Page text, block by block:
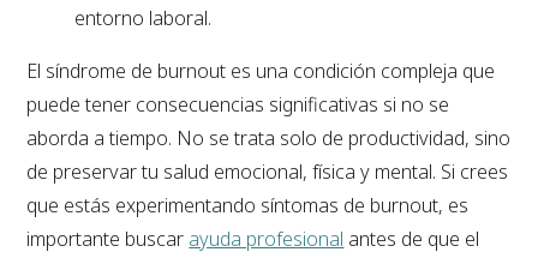
entorno laboral.
El síndrome de burnout es una condición compleja que
puede tener consecuencias significativas si no se
aborda a tiempo. No se trata solo de productividad, sino
de preservar tu salud emocional, física y mental. Si crees
que estás experimentando síntomas de burnout, es
importante buscar ayuda profesional antes de que el